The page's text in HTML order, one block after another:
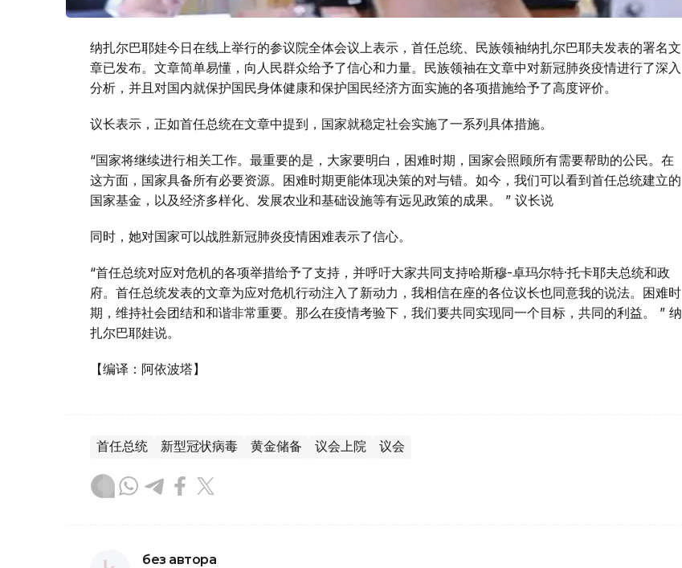
纳扎尔巴耶娃今日在线上举行的参议院全体会议上表示，首任总统、民族领袖纳扎尔巴耶夫发表的署名文
章已发布。文章简单易懂，向人民群众给予了信心和力量。民族领袖在文章中对新冠肺炎疫情进行了深入
分析，并且对国内就保护国民身体健康和保护国民经济方面实施的各项措施给予了高度评价。
议长表示，正如首任总统在文章中提到，国家就稳定社会实施了一系列具体措施。
“国家将继续进行相关工作。最重要的是，大家要明白，困难时期，国家会照顾所有需要帮助的公民。在
这方面，国家具备所有必要资源。困难时期更能体现决策的对与错。如今，我们可以看到首任总统建立的
国家基金，以及经济多样化、发展农业和基础设施等有远见政策的成果。 ” 议长说
同时，她对国家可以战胜新冠肺炎疫情困难表示了信心。
“首任总统对应对危机的各项举措给予了支持，并呼吁大家共同支持哈斯穆-卓玛尔特·托卡耶夫总统和政
府。首任总统发表的文章为应对危机行动注入了新动力，我相信在座的各位议长也同意我的说法。困难时
期，维持社会团结和和谐非常重要。那么在疫情考验下，我们要共同实现同一个目标，共同的利益。 ” 纳
扎尔巴耶娃说。
【编译：阿依波塔】
首任总统 新型冠状病毒 黄金储备 议会上院 议会
без автора